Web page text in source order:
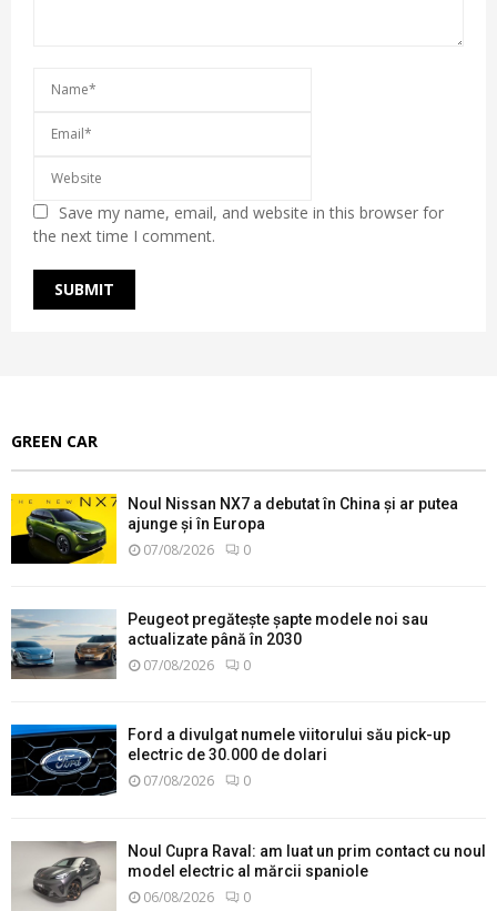
Save my name, email, and website in this browser for
the next time I comment.
GREEN CAR
Noul Nissan NX7 a debutat în China și ar putea
ajunge și în Europa
07/08/2026 0
Peugeot pregătește șapte modele noi sau
actualizate până în 2030
07/08/2026 0
Ford a divulgat numele viitorului său pick-up
electric de 30.000 de dolari
07/08/2026 0
Noul Cupra Raval: am luat un prim contact cu noul
model electric al mărcii spaniole
06/08/2026 0